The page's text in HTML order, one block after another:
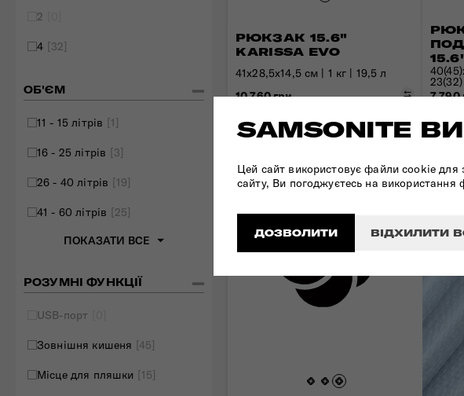
SAMSONITE
Цей сайт використовує файли cookie для
сайту, Ви погоджуєтесь на використання
ДОЗВОЛИТИ ВІДХИЛИТИ
2
4 [32]
ОБ'ЄМ
11 - 15 літрів [1]
16 - 25 літрів [3]
26 - 40 літрів [19]
41 - 60 літрів [25]
ПОКАЗАТИ ВСЕ
РОЗУМНІ ФУНКЦІЇ
USB-порт
Зовнішня кишеня [45]
Місце для пляшки [15]
РЮКЗАК 15.6"
KARISSA EVO
41x28,5x14,5 см | 1 кг | 19,5 л
10 760 грн
7 790